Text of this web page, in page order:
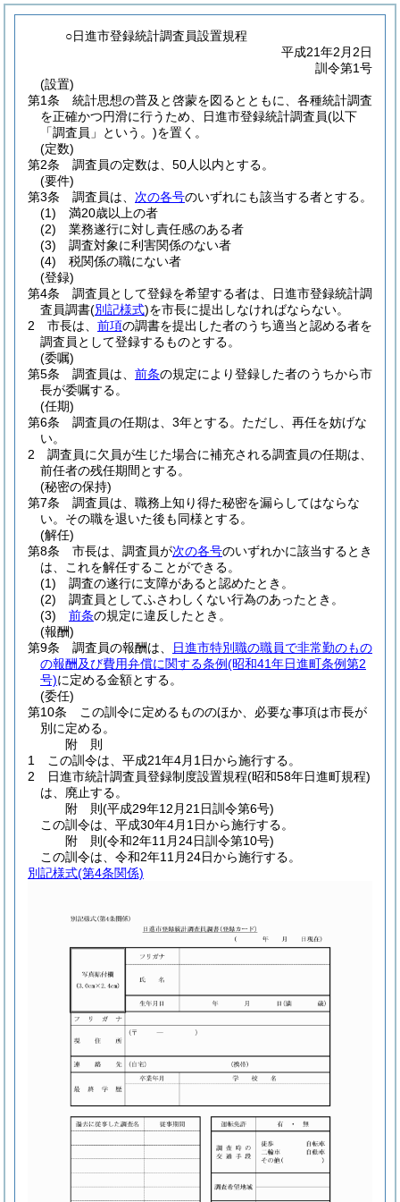
○日進市登録統計調査員設置規程
平成21年2月2日
訓令第1号
(設置)
第1条
統計思想の普及と啓蒙を図るとともに、各種統計調査
を正確かつ円滑に行うため、日進市登録統計調査員(以下
「調査員」という。)を置く。
(定数)
第2条
調査員の定数は、50人以内とする。
(要件)
第3条
調査員は、 次の各号のいずれにも該当する者とする。
(1)
満20歳以上の者
(2)
業務遂行に対し責任感のある者
(3)
調査対象に利害関係のない者
(4)
税関係の職にない者
(登録)
第4条
調査員として登録を希望する者は、日進市登録統計調
査員調書(別記様式)を市長に提出しなければならない。
2
市長は、 前項の調書を提出した者のうち適当と認める者を
調査員として登録するものとする。
(委嘱)
第5条
調査員は、 前条の規定により登録した者のうちから市
長が委嘱する。
(任期)
第6条
調査員の任期は、3年とする。 ただし、再任を妨げな
い。
2
調査員に欠員が生じた場合に補充される調査員の任期は、
前任者の残任期間とする。
(秘密の保持)
第7条
調査員は、職務上知り得た秘密を漏らしてはならな
い。 その職を退いた後も同様とする。
(解任)
第8条
市長は、調査員が次の各号のいずれかに該当するとき
は、これを解任することができる。
(1)
調査の遂行に支障があると認めたとき。
(2)
調査員としてふさわしくない行為のあったとき。
(3)
前条の規定に違反したとき。
(報酬)
第9条
調査員の報酬は、
日進市特別職の職員で非常勤のもの
の報酬及び費用弁償に関する条例(昭和41年日進町条例第2
号)に定める金額とする。
(委任)
第10条
この訓令に定めるもののほか、必要な事項は市長が
別に定める。
附 則
1
この訓令は、平成21年4月1日から施行する。
2
日進市統計調査員登録制度設置規程(昭和58年日進町規程)
は、廃止する。
附 則(平成29年12月21日訓令第6号)
この訓令は、平成30年4月1日から施行する。
附 則(令和2年11月24日訓令第10号)
この訓令は、令和2年11月24日から施行する。
別記様式(第4条関係)